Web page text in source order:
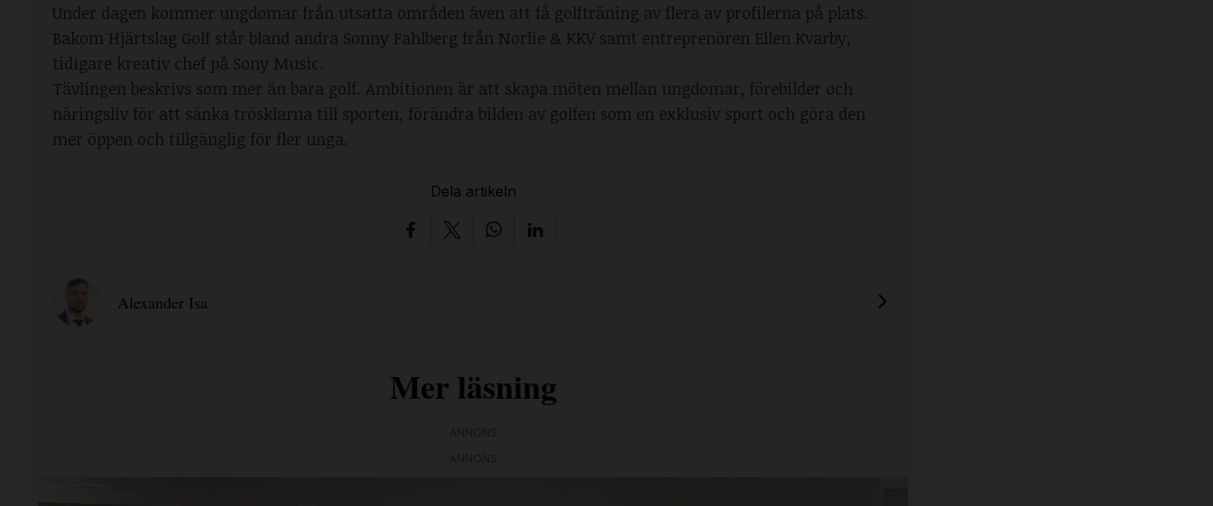
Under dagen kommer ungdomar från utsatta områden även att få golfträning av flera av profilerna på plats.
Bakom Hjärtslag Golf står bland andra Sonny Fahlberg från Norlie & KKV samt entreprenören Ellen Kvarby,
tidigare kreativ chef på Sony Music.
Tävlingen beskrivs som mer än bara golf. Ambitionen är att skapa möten mellan ungdomar, förebilder och
näringsliv för att sänka trösklarna till sporten, förändra bilden av golfen som en exklusiv sport och göra den
mer öppen och tillgänglig för fler unga.
Dela artikeln
Alexander Isa
Mer läsning